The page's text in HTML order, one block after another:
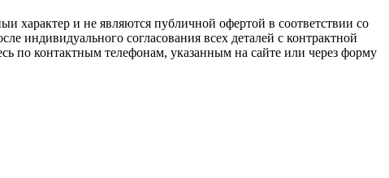
характер и не являются публичной офертой в соответствии со
индивидуального согласования всех деталей с контрактной
по контактным телефонам, указанным на сайте или через форму